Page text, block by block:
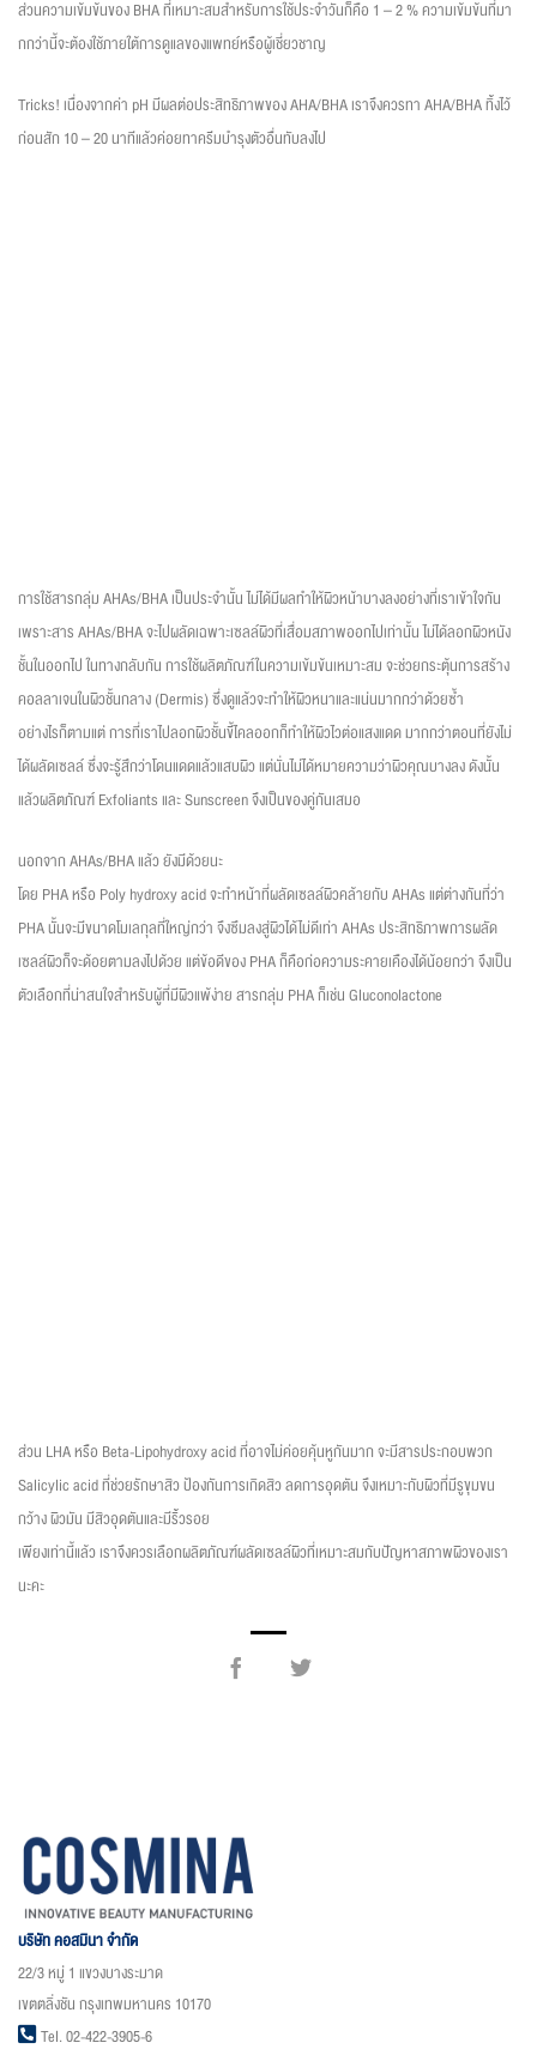
ส่วนความเข้มข้นของ BHA ที่เหมาะสมสำหรับการใช้ประจำวันก็คือ 1 – 2 % ความเข้มข้นที่มา
กกว่านี้จะต้องใช้ภายใต้การดูแลของแพทย์หรือผู้เชี่ยวชาญ
Tricks! เนื่องจากค่า pH มีผลต่อประสิทธิภาพของ AHA/BHA เราจึงควรทา AHA/BHA ทิ้งไว้
ก่อนสัก 10 – 20 นาทีแล้วค่อยทาครีมบำรุงตัวอื่นทับลงไป
การใช้สารกลุ่ม AHAs/BHA เป็นประจำนั้น ไม่ได้มีผลทำให้ผิวหน้าบางลงอย่างที่เราเข้าใจกัน
เพราะสาร AHAs/BHA จะไปผลัดเฉพาะเซลล์ผิวที่เสื่อมสภาพออกไปเท่านั้น ไม่ได้ลอกผิวหนัง
ชั้นในออกไป ในทางกลับกัน การใช้ผลิตภัณฑ์ในความเข้มข้นเหมาะสม จะช่วยกระตุ้นการสร้าง
คอลลาเจนในผิวชั้นกลาง (Dermis) ซึ่งดูแล้วจะทำให้ผิวหนาและแน่นมากกว่าด้วยซ้ำ
อย่างไรก็ตามแต่ การที่เราไปลอกผิวชั้นขี้ไคลออกก็ทำให้ผิวไวต่อแสงแดด มากกว่าตอนที่ยังไม่
ได้ผลัดเซลล์ ซึ่งจะรู้สึกว่าโดนแดดแล้วแสบผิว แต่นั่นไม่ได้หมายความว่าผิวคุณบางลง ดังนั้น
แล้วผลิตภัณฑ์ Exfoliants และ Sunscreen จึงเป็นของคู่กันเสมอ
นอกจาก AHAs/BHA แล้ว ยังมีด้วยนะ
โดย PHA หรือ Poly hydroxy acid จะทำหน้าที่ผลัดเซลล์ผิวคล้ายกับ AHAs แต่ต่างกันที่ว่า
PHA นั้นจะมีขนาดโมเลกุลที่ใหญ่กว่า จึงซึมลงสู่ผิวได้ไม่ดีเท่า AHAs ประสิทธิภาพการผลัด
เซลล์ผิวก็จะด้อยตามลงไปด้วย แต่ข้อดีของ PHA ก็คือก่อความระคายเคืองได้น้อยกว่า จึงเป็น
ตัวเลือกที่น่าสนใจสำหรับผู้ที่มีผิวแพ้ง่าย สารกลุ่ม PHA ก็เช่น Gluconolactone
ส่วน LHA หรือ Beta-Lipohydroxy acid ที่อาจไม่ค่อยคุ้นหูกันมาก จะมีสารประกอบพวก
Salicylic acid ที่ช่วยรักษาสิว ป้องกันการเกิดสิว ลดการอุดตัน จึงเหมาะกับผิวที่มีรูขุมขน
กว้าง ผิวมัน มีสิวอุดตันและมีริ้วรอย
เพียงเท่านี้แล้ว เราจึงควรเลือกผลิตภัณฑ์ผลัดเซลล์ผิวที่เหมาะสมกับปัญหาสภาพผิวของเรา
นะคะ
บริษัท คอสมินา จำกัด
22/3 หมู่ 1 แขวงบางระมาด
เขตตลิ่งชัน กรุงเทพมหานคร 10170
Tel. 02-422-3905-6